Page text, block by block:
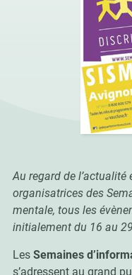
Au regard de
organisatrices des
mentale, tous les
initialement du 16 au
Les Semaines
s’adressent au grand